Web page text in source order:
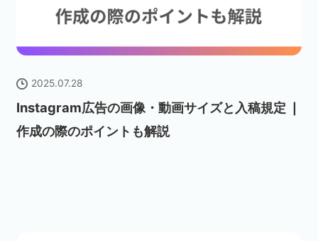
2025.07.28
Instagram広告の画像・動画サイズと入稿規定 ❘
作成の際のポイントも解説